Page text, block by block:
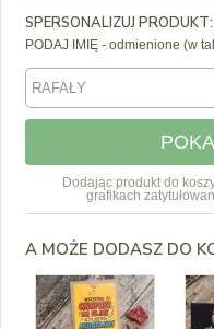
SPERSONALIZUJ PRODUKT:
PODAJ IMIĘ - odmienione (w
Dodając produkt do
grafikach
A MOŻE DODASZ DO